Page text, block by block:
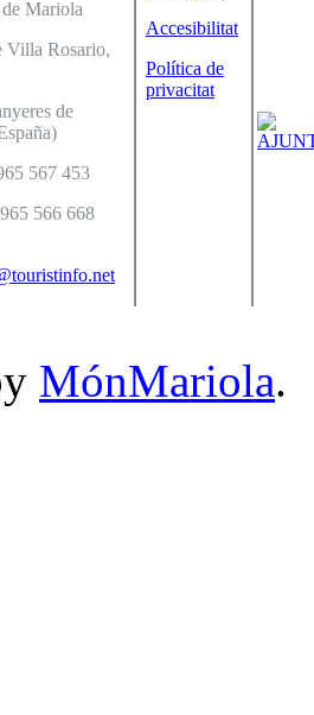
Mariola
Villa Rosario,
de
567 453
566 668
Accesibilitat
Política de
privacitat
MónMariola.